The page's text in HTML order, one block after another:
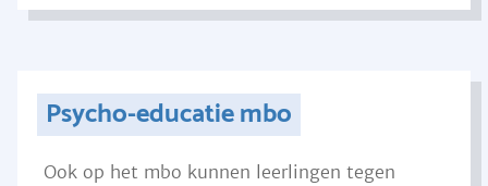
Psycho-educatie mbo
Ook op het mbo kunnen leerlingen tegen